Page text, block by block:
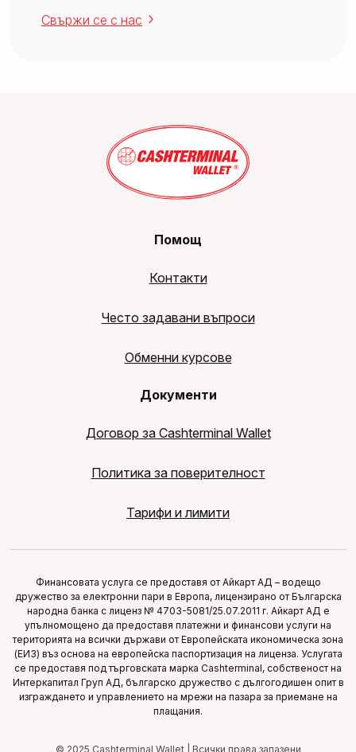
Свържи се с нас
Помощ
Контакти
Често задавани въпроси
Обменни курсове
Документи
Договор за Cashterminal Wallet
Политика за поверителност
Тарифи и лимити
Финансовата услуга се предоставя от Айкарт АД – водещо
дружество за електронни пари в Европа, лицензирано от Българска
народна банка с лиценз № 4703-5081/25.07.2011 г. Айкарт АД е
упълномощено да предоставя платежни и финансови услуги на
територията на всички държави от Европейската икономическа зона
(ЕИЗ) въз основа на европейска паспортизация на лиценза. Услугата
се предоставя под търговската марка Cashterminal, собственост на
Интеркапитал Груп АД, българско дружество с дългогодишен опит в
изграждането и управлението на мрежи на пазара за приемане на
плащания.
© 2025 Cashterminal Wallet | Всички права запазени